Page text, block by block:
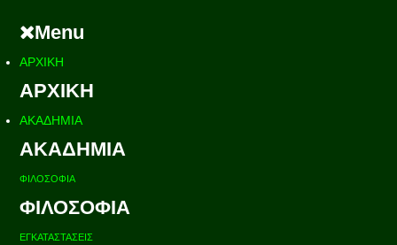
Menu
ΑΡΧΙΚΗ
ΑΡΧΙΚΗ
ΑΚΑΔΗΜΙΑ
ΑΚΑΔΗΜΙΑ
ΦΙΛΟΣΟΦΙΑ
ΦΙΛΟΣΟΦΙΑ
ΕΓΚΑΤΑΣΤΑΣΕΙΣ